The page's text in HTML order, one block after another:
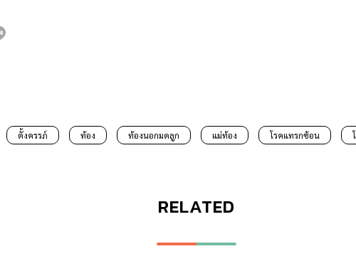
ตั้งครรภ์ ท้อง ท้องนอกมดลูก แม่ท้อง โรคแทรกซ้อน
RELATED